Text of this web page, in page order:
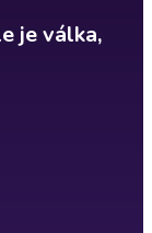
je válka,